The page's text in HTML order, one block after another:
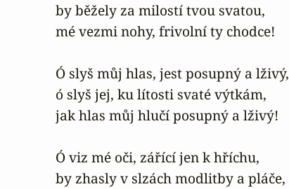
by běžely za milostí tvou svatou,
mé vezmi nohy, frivolní ty chodce!
Ó slyš můj hlas, jest posupný a lživý,
ó slyš jej, ku lítosti svaté výtkám,
jak hlas můj hlučí posupný a lživý!
Ó viz mé oči, zářící jen k hříchu,
by zhasly v slzách modlitby a pláče,